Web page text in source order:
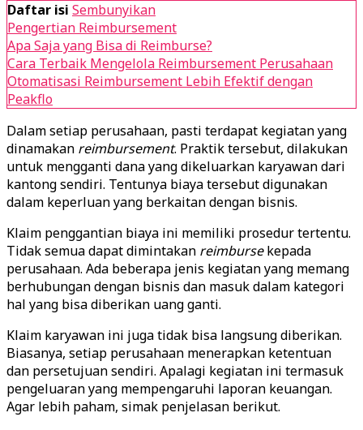
Daftar isi Sembunyikan
Pengertian Reimbursement
Apa Saja yang Bisa di Reimburse?
Cara Terbaik Mengelola Reimbursement Perusahaan
Otomatisasi Reimbursement Lebih Efektif dengan
Peakflo
Dalam setiap perusahaan, pasti terdapat kegiatan yang
dinamakan reimbursement. Praktik tersebut, dilakukan
untuk mengganti dana yang dikeluarkan karyawan dari
kantong sendiri. Tentunya biaya tersebut digunakan
dalam keperluan yang berkaitan dengan bisnis.
Klaim penggantian biaya ini memiliki prosedur tertentu.
Tidak semua dapat dimintakan reimbursekepada
perusahaan. Ada beberapa jenis kegiatan yang memang
berhubungan dengan bisnis dan masuk dalam kategori
hal yang bisa diberikan uang ganti.
Klaim karyawan ini juga tidak bisa langsung diberikan.
Biasanya, setiap perusahaan menerapkan ketentuan
dan persetujuan sendiri. Apalagi kegiatan ini termasuk
pengeluaran yang mempengaruhi laporan keuangan.
Agar lebih paham, simak penjelasan berikut.